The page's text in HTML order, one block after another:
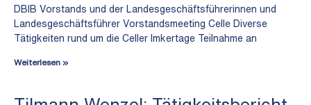
DBIB Vorstands und der Landesgeschäftsführerinnen und
Landesgeschäftsführer Vorstandsmeeting Celle Diverse
Tätigkeiten rund um die Celler Imkertage Teilnahme an
Weiterlesen »